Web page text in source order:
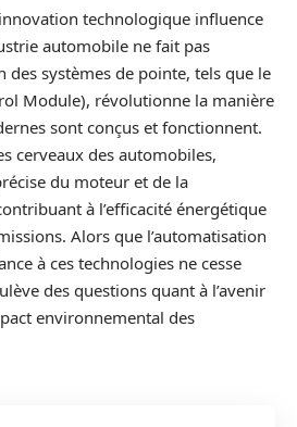
technologique influence
automobile ne fait pas
des systèmes de pointe, tels que le
Module), révolutionne la manière
sont conçus et fonctionnent.
cerveaux des automobiles,
du moteur et de la
à l’efficacité énergétique
Alors que l’automatisation
à ces technologies ne cesse
des questions quant à l’avenir
environnemental des